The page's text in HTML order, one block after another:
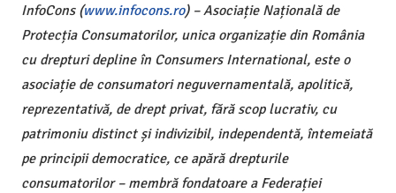
InfoCons (www.infocons.ro) – Asociație Națională de
Protecția Consumatorilor, unica organizație din România
cu drepturi depline în Consumers International, este o
asociație de consumatori neguvernamentală, apolitică,
reprezentativă, de drept privat, fără scop lucrativ, cu
patrimoniu distinct și indivizibil, independentă, întemeiată
pe principii democratice, ce apără drepturile
consumatorilor – membră fondatoare a Federației